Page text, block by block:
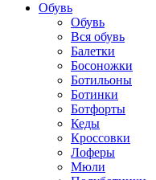
Обувь
Обувь
Вся обувь
Балетки
Босоножки
Ботильоны
Ботинки
Ботфорты
Кеды
Кроссовки
Лоферы
Мюли